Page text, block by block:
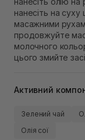
нанесіть на
масажними
продовжуйте
молочного
цього змийте
Активний
Зелений чай
Олія сої